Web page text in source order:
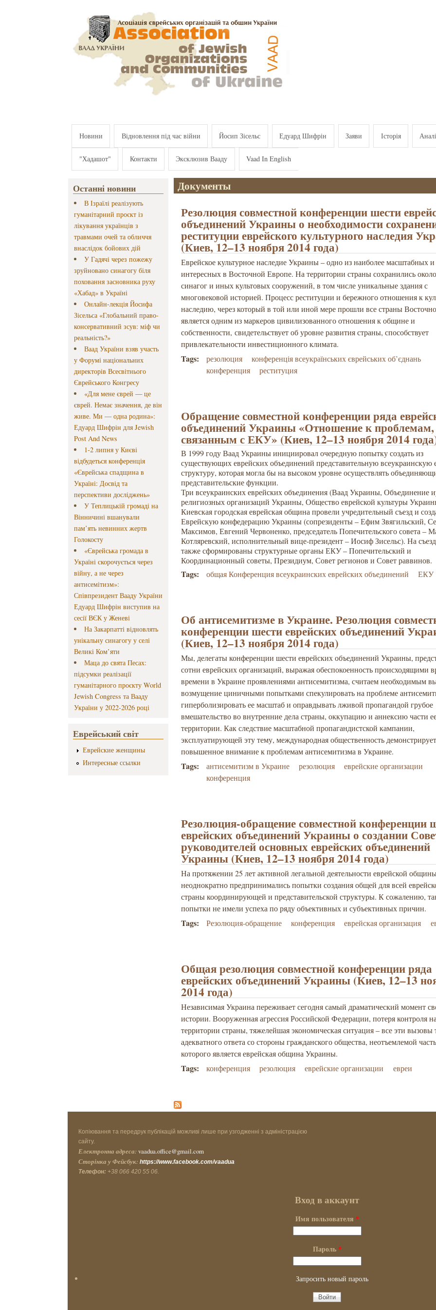
Новини Відновлення під час війни Йосип Зісельс Едуард Шифрін Заяви Історія
"Хадашот" Контакти Эксклюзив Вааду Vaad In English
Останні новини
В Ізраїлі реалізують
гуманітарний проєкт із
лікування українців з
травмами очей та обличчя
внаслідок бойових дій
У Гадячі через пожежу
зруйновано синагогу біля
поховання засновника руху
«Хабад» в Україні
Онлайн-лекція Йосифа
Зісельса «Глобальний право-
консервативний зсув: міф чи
реальність?»
Ваад України взяв участь
у Форумі національних
директорів Всесвітнього
Єврейського Конгресу
«Для мене єврей — це
єврей. Немає значення, де він
живе. Ми — одна родина»:
Едуард Шифрін для Jewish
Post And News
1-2 липня у Києві
відбудеться конференція
«Єврейська спадщина в
Україні: Досвід та
перспективи досліджень»
У Теплицькій громаді на
Вінничині вшанували
пам’ять невинних жертв
Голокосту
«Єврейська громада в
Україні скорочується через
війну, а не через
антисемітизм»:
Співпрезидент Вааду України
Едуард Шифрін виступив на
сесії ВЄК у Женеві
На Закарпатті відновлять
унікальну синагогу у селі
Великі Ком’яти
Маца до свята Песах:
підсумки реалізації
гуманітарного проєкту World
Jewish Congress та Вааду
України у 2022-2026 році
Еврейський світ
Еврейские женщины
Интересные ссылки
Документы
Резолюция совместной конференции шести
объединений Украины о необходимости
реституции еврейского культурного наследия
(Киев, 12–13 ноября 2014 года)
Еврейское культурное наследие Украины – одно из наиболее масштабных и
интересных в Восточной Европе. На территории страны сохранились
синагог и иных культовых сооружений, в том числе уникальные здания с
многовековой историей. Процесс реституции и бережного отношения к
наследию, через который в той или иной мере прошли все страны
является одним из маркеров цивилизованного отношения к общине и
собственности,свидетельствует об уровне развития страны, способствует
привлекательности инвестиционного климата.
Tags: резолюция
конференція всеукраїнських єврейських об’єднань
конференция
реституция
Обращение совместной конференции ряда
объединений Украины «Отношение к проблемам,
связанным с ЕКУ» (Киев, 12–13 ноября 2014
В 1999 году Ваад Украины инициировал очередную попытку создать из
существующих еврейских объединений представительную всеукраинскую
структуру, которая могла бы на высоком уровне осуществлять
представительские функции.
Три всеукраинских еврейских объединения (Ваад Украины, Объединение
религиозных организаций Украины, Общество еврейской культуры
Киевская городская еврейская община провели учредительный съезд и
Еврейскую конфедерацию Украины (сопрезиденты – Ефим Звягильский,
Максимов, Евгений Червоненко, председатель Попечительского совета –
Котляревский, исполнительный вице-президент – Иосиф Зисельс). На
также сформированы структурные органы ЕКУ – Попечительский и
Координационный советы, Президиум, Совет регионов и Совет раввинов.
Tags: общая Конференция всеукраинских еврейских объединений ЕКУ
Об антисемитизме в Украине. Резолюция
конференции шести еврейских объединений
(Киев, 12–13 ноября 2014 года)
Мы, делегаты конференции шести еврейских объединений Украины,
сотни еврейских организаций, выражая обеспокоенность происходящими
времени в Украине проявлениями антисемитизма, считаем необходимым
возмущение циничными попытками спекулировать на проблеме
гиперболизировать ее масштаб и оправдывать лживой пропагандой грубое
вмешательство во внутренние дела страны, оккупацию и аннексию части
территории. Как следствие масштабной пропагандистской кампании,
эксплуатирующей эту тему, международная общественность демонстрирует
повышенное внимание к проблемам антисемитизма в Украине.
Tags: антисемитизм в Украине резолюция
еврейские организации
конференция
Резолюция-обращение совместной конференции
еврейских объединений Украины о создании
руководителей основных еврейских объединений
Украины (Киев, 12–13 ноября 2014 года)
На протяжении 25 лет активной легальной деятельности еврейской
неоднократно предпринимались попытки создания общей для всей
страны координирующей и представительской структуры. К сожалению,
попытки не имели успеха по ряду объективных и субъективных причин.
Tags: Резолюция-обращение конференция еврейская организация
Общая резолюция совместной конференции ряда
еврейских объединений Украины (Киев, 12–13
2014 года)
Независимая Украина переживает сегодня самый драматический момент
истории. Вооруженная агрессия Российской Федерации, потеря контроля
территории страны, тяжелейшая экономическая ситуация – все эти вызовы
адекватного ответа со стороны гражданского общества, неотъемлемой
которого является еврейская община Украины.
Tags: конференция резолюция еврейские организации евреи
Копіювання та передрук публікацій можливі лише при узгодженні з адміністрацією
сайту.
Електронна адреса: vaadua.office@gmail.com
Сторінка у Фейсбук: https://www.facebook.com/vaadua
Телефон: +38 066 420 55 06.
Вход в аккаунт
Имя пользователя *
Пароль *
Запросить новый пароль